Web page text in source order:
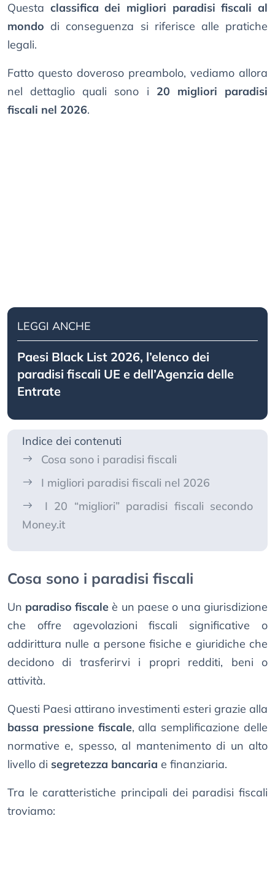
Questa classifica dei migliori paradisi fiscali al
mondo di conseguenza si riferisce alle pratiche
legali.
Fatto questo doveroso preambolo, vediamo allora
nel dettaglio quali sono i 20 migliori paradisi
fiscali nel 2026.
LEGGI ANCHE
Paesi Black List 2026, l’elenco dei
paradisi fiscali UE e dell’Agenzia delle
Entrate
Indice dei contenuti
Cosa sono i paradisi fiscali
I migliori paradisi fiscali nel 2026
I 20 “migliori” paradisi fiscali secondo
Money.it
Cosa sono i paradisi fiscali
Un paradiso fiscale è un paese o una giurisdizione
che offre agevolazioni fiscali significative o
addirittura nulle a persone fisiche e giuridiche che
decidono di trasferirvi i propri redditi, beni o
attività.
Questi Paesi attirano investimenti esteri grazie alla
bassa pressione fiscale, alla semplificazione delle
normative e, spesso, al mantenimento di un alto
livello di segretezza bancaria e finanziaria.
Tra le caratteristiche principali dei paradisi fiscali
troviamo: